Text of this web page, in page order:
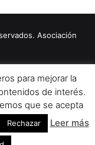
Asociación
Aviso Legal
para mejorar la
de interés.
que se acepta
Rechazar Leer más